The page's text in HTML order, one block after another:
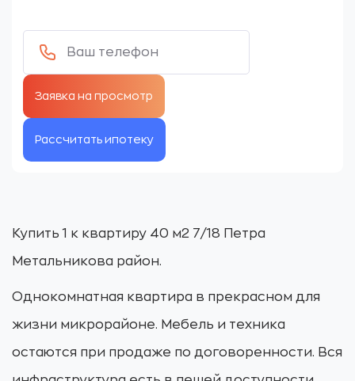
Рассчитать ипотеку
Купить 1 к квартиру 40 м2 7/18 Петра
Метальникова район.
Однокомнатная квартира в прекрасном для
жизни микрорайоне. Мебель и техника
остаются при продаже по договоренности. Вся